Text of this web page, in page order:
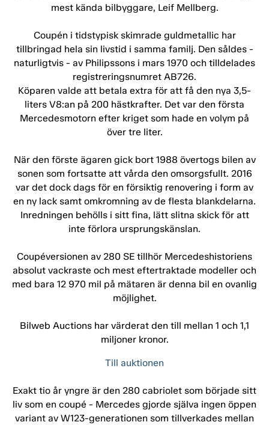
mest kända bilbyggare, Leif Mellberg.
Coupén i tidstypisk skimrade guldmetallic har
tillbringad hela sin livstid i samma familj. Den såldes -
naturligtvis - av Philipssons i mars 1970 och tilldelades
registreringsnumret AB726.
Köparen valde att betala extra för att få den nya 3,5-
liters V8:an på 200 hästkrafter. Det var den första
Mercedesmotorn efter kriget som hade en volym på
över tre liter.
När den förste ägaren gick bort 1988 övertogs bilen av
sonen som fortsatte att vårda den omsorgsfullt. 2016
var det dock dags för en försiktig renovering i form av
en ny lack samt omkromning av de flesta blankdelarna.
Inredningen behölls i sitt fina, lätt slitna skick för att
inte förlora ursprungskänslan.
Coupéversionen av 280 SE tillhör Mercedeshistoriens
absolut vackraste och mest eftertraktade modeller och
med bara 12 970 mil på mätaren är denna bil en ovanlig
möjlighet.
Bilweb Auctions har värderat den till mellan 1 och 1,1
miljoner kronor.
Till auktionen
Exakt tio år yngre är den 280 cabriolet som började sitt
liv som en coupé - Mercedes gjorde själva ingen öppen
variant av W123-generationen som tillverkades mellan